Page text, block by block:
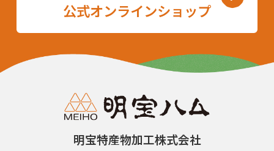
公式オンラインショップ
明宝特産物加工株式会社